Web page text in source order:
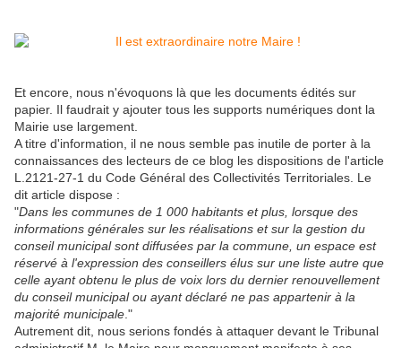
Et encore, nous n'évoquons là que les documents édités sur
papier. Il faudrait y ajouter tous les supports numériques dont la
Mairie use largement.
A titre d'information, il ne nous semble pas inutile de porter à la
connaissances des lecteurs de ce blog les dispositions de l'article
L.2121-27-1 du Code Général des Collectivités Territoriales. Le
dit article dispose :
"Dans les communes de 1 000 habitants et plus, lorsque des
informations générales sur les réalisations et sur la gestion du
conseil municipal sont diffusées par la commune, un espace est
réservé à l'expression des conseillers élus sur une liste autre que
celle ayant obtenu le plus de voix lors du dernier renouvellement
du conseil municipal ou ayant déclaré ne pas appartenir à la
majorité municipale ."
Autrement dit, nous serions fondés à attaquer devant le Tribunal